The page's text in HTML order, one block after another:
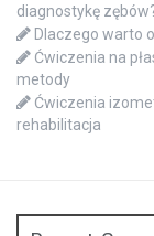
diagnostykę
Dlaczego warto
Ćwiczenia na
metody
Ćwiczenia
rehabilitacja